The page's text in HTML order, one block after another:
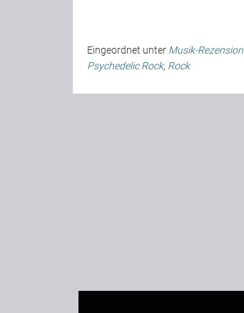
Eingeordnet unter Musik-Rezension
Psychedelic Rock, Rock